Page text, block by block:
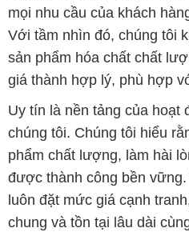
mọi nhu cầu của khách
Với tầm nhìn đó, chúng tôi
sản phẩm hóa chất chất
giá thành hợp lý, phù hợp
Uy tín là nền tảng của hoạt
chúng tôi. Chúng tôi hiểu
phẩm chất lượng, làm hài
được thành công bền
luôn đặt mức giá cạnh
chung và tồn tại lâu dài